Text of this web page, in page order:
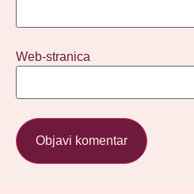
Web-stranica